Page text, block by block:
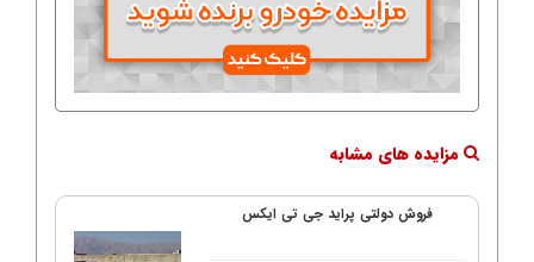
مزایده های مشابه
فروش دولتی پراید جی تی ایکس